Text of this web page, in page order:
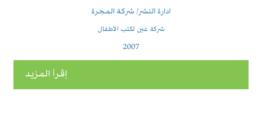
ادارة النشر/ شركة المجرة
شركة عين لكتب الأطفال
2007
إقرأ المزيد